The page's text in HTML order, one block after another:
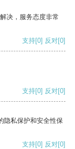
决，服务态度非常
支持[0] 反对[0]
支持[0] 反对[0]
隐私保护和安全性保
支持[0] 反对[0]